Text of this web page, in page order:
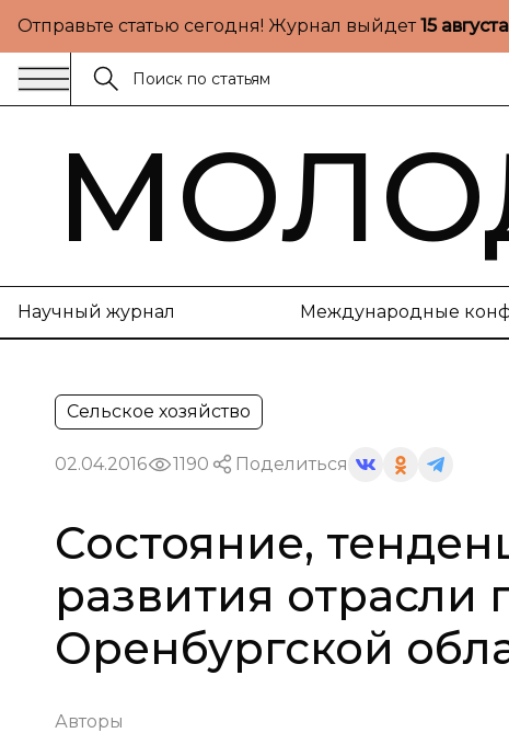
Отправьте статью сегодня! Журнал выйдет15 августа
Научный журнал Международные
Сельское хозяйство
02.04.2016 1190 Поделиться
Состояние,
развития отрасли
Оренбургской
Авторы